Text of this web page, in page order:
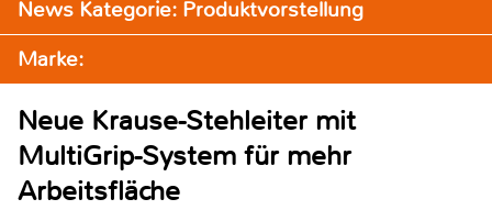
News Kategorie: Produktvorstellung
Marke:
Neue Krause-Stehleiter mit
MultiGrip-System für mehr
Arbeitsfläche